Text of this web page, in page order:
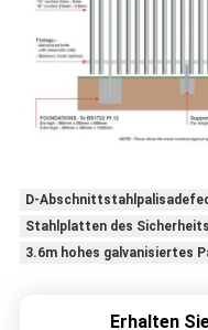
D-
Stahlplatten des
3.6m hohes galvanisiertes
Erhalten